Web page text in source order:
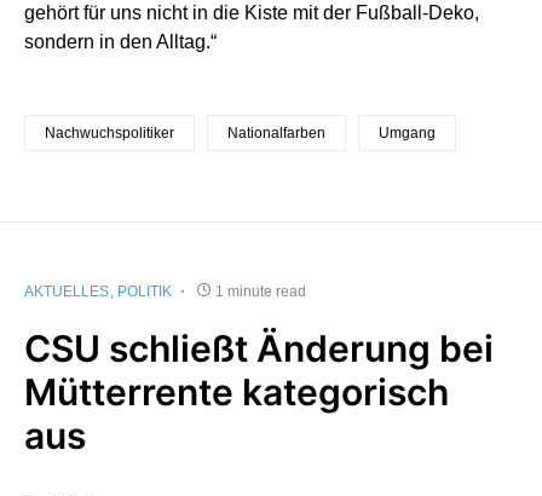
gehört für uns nicht in die Kiste mit der Fußball-Deko,
sondern in den Alltag.“
Nachwuchspolitiker Nationalfarben Umgang
AKTUELLES POLITIK 1 minute read
CSU schließt Änderung bei
Mütterrente kategorisch
aus